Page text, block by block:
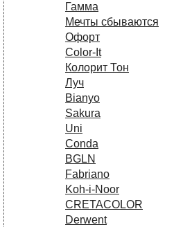
Гамма
Мечты сбываются
Офорт
Сolor-It
Колорит Тон
Луч
Bianyo
Sakura
Uni
Conda
BGLN
Fabriano
Koh-i-Noor
CRETACOLOR
Derwent